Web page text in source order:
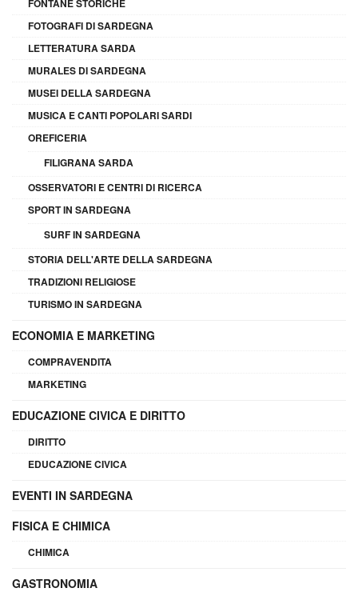
FONTANE STORICHE
FOTOGRAFI DI SARDEGNA
LETTERATURA SARDA
MURALES DI SARDEGNA
MUSEI DELLA SARDEGNA
MUSICA E CANTI POPOLARI SARDI
OREFICERIA
FILIGRANA SARDA
OSSERVATORI E CENTRI DI RICERCA
SPORT IN SARDEGNA
SURF IN SARDEGNA
STORIA DELL'ARTE DELLA SARDEGNA
TRADIZIONI RELIGIOSE
TURISMO IN SARDEGNA
ECONOMIA E MARKETING
COMPRAVENDITA
MARKETING
EDUCAZIONE CIVICA E DIRITTO
DIRITTO
EDUCAZIONE CIVICA
EVENTI IN SARDEGNA
FISICA E CHIMICA
CHIMICA
GASTRONOMIA